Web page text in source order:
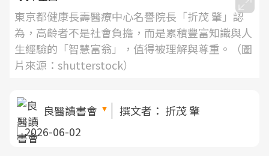
東京都健康長壽醫療中心名譽院長「折茂 肇」認
為，高齡者不是社會負擔，而是累積豐富知識與人
生經驗的「智慧富翁」，值得被理解與尊重。（圖
片來源：shutterstock）
良醫讀書會 撰文者： 折茂 肇
2026-06-02